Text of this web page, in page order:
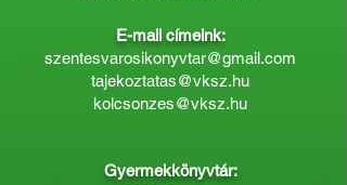
E-mail címeink:
szentesvarosikonyvtar@gmail.com
tajekoztatas@vksz.hu
kolcsonzes@vksz.hu
Gyermekkönyvtár: